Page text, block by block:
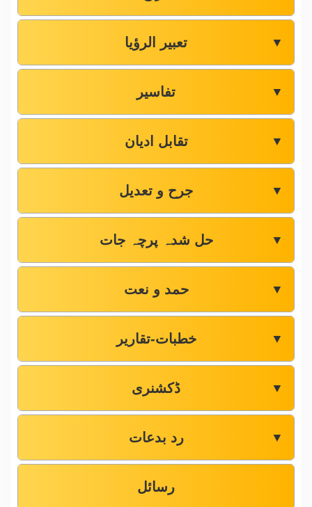
تعبیر الرؤیا ▼
تفاسیر ▼
تقابل ادیان ▼
جرح و تعدیل ▼
حل شدہ پرچہ جات ▼
حمد و نعت ▼
خطبات-تقاریر ▼
ڈکشنری ▼
رد بدعات ▼
رسائل